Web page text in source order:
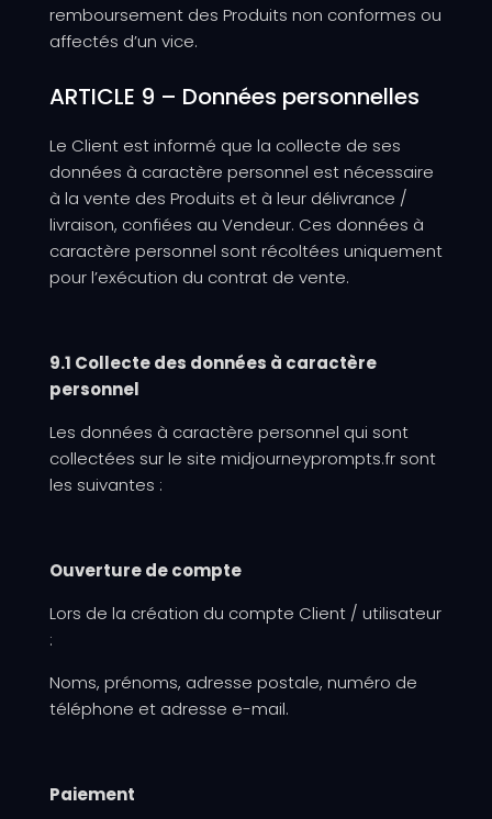
remboursement des Produits non conformes ou
affectés d’un vice.
ARTICLE 9 – Données personnelles
Le Client est informé que la collecte de ses
données à caractère personnel est nécessaire
à la vente des Produits et à leur délivrance /
livraison, confiées au Vendeur. Ces données à
caractère personnel sont récoltées uniquement
pour l’exécution du contrat de vente.
9.1 Collecte des données à caractère
personnel
Les données à caractère personnel qui sont
collectées sur le site midjourneyprompts.fr sont
les suivantes :
Ouverture de compte
Lors de la création du compte Client / utilisateur
:
Noms, prénoms, adresse postale, numéro de
téléphone et adresse e-mail.
Paiement